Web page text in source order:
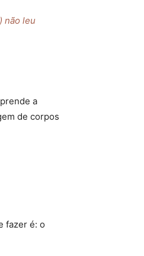
não leu
a
de corpos
fazer é: o